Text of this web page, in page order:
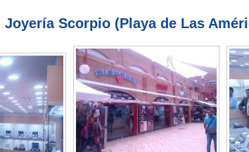
Joyería Scorpio (Playa de Las